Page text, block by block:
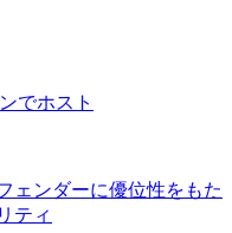
でホスト
ェンダーに優位性をもた
ティ